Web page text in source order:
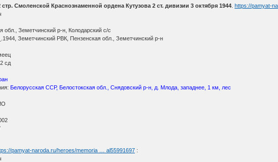
Смоленской Краснознаменной ордена Кутузова 2 ст. дивизии 3 октября 1944 .https://pamyat-
обл., Земетчинский р-н, Колодарский с/с
Земетчинский РВК, Пензенская обл., Земетчинский р-н
сд
Белорусская ССР, Белостокская обл., Снядовский р-н, д. Млода, западнее, 1 км, лес
pamyat-naroda.ru/heroes/memoria … al55991697 :